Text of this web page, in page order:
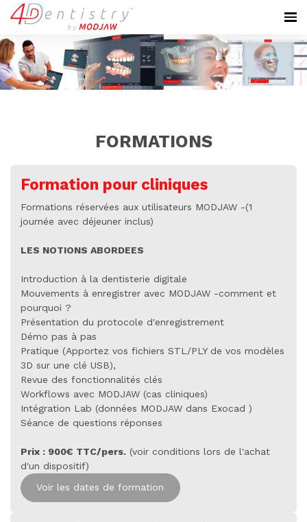
FORMATIONS
Formation pour cliniques
Formations réservées aux utilisateurs MODJAW -(1
journée avec déjeuner inclus)
LES NOTIONS ABORDEES
Introduction à la dentisterie digitale
Mouvements à enregistrer avec MODJAW -comment et
pourquoi ?
Présentation du protocole d'enregistrement
Démo pas à pas
Pratique (Apportez vos fichiers STL/PLY de vos modèles
3D sur une clé USB),
Revue des fonctionnalités clés
Workflows avec MODJAW (cas cliniques)
Intégration Lab (données MODJAW dans Exocad )
Séance de questions réponses
Prix : 900€ TTC/pers. (voir conditions lors de l'achat
d'un dispositif)
Voir les dates de formation